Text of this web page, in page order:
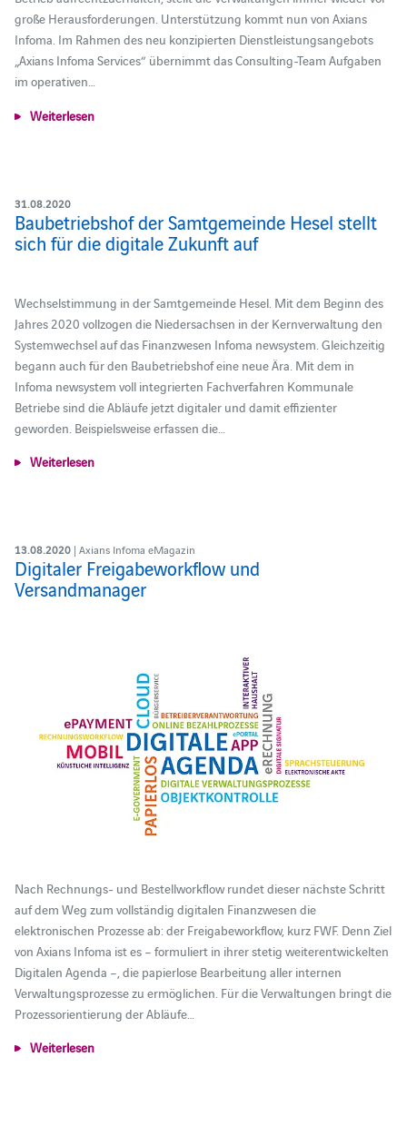
große Herausforderungen. Unterstützung kommt nun von Axians
Infoma. Im Rahmen des neu konzipierten Dienstleistungsangebots
„Axians Infoma Services“ übernimmt das Consulting-Team Aufgaben
im operativen…
Weiterlesen
31.08.2020
Baubetriebshof der Samtgemeinde Hesel stellt
sich für die digitale Zukunft auf
Wechselstimmung in der Samtgemeinde Hesel. Mit dem Beginn des
Jahres 2020 vollzogen die Niedersachsen in der Kernverwaltung den
Systemwechsel auf das Finanzwesen Infoma newsystem. Gleichzeitig
begann auch für den Baubetriebshof eine neue Ära. Mit dem in
Infoma newsystem voll integrierten Fachverfahren Kommunale
Betriebe sind die Abläufe jetzt digitaler und damit effizienter
geworden. Beispielsweise erfassen die…
Weiterlesen
13.08.2020| Axians Infoma eMagazin
Digitaler Freigabeworkflow und
Versandmanager
Nach Rechnungs- und Bestellworkflow rundet dieser nächste Schritt
auf dem Weg zum vollständig digitalen Finanzwesen die
elektronischen Prozesse ab: der Freigabeworkflow, kurz FWF. Denn Ziel
von Axians Infoma ist es – formuliert in ihrer stetig weiterentwickelten
Digitalen Agenda –, die papierlose Bearbeitung aller internen
Verwaltungsprozesse zu ermöglichen. Für die Verwaltungen bringt die
Prozessorientierung der Abläufe…
Weiterlesen